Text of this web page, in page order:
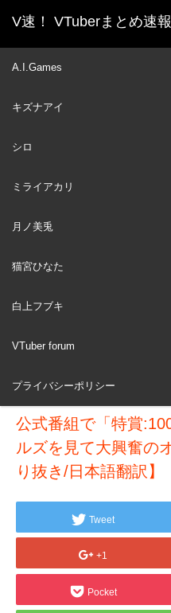
V速！ VTuberまとめ速報
A.I.Games
キズナアイ
シロ
ミライアカリ
月ノ美兎
猫宮ひなた
白上フブキ
VTuber forum
プライバシーポリシー
ホーム
新着動画一覧
り抜き/日本語翻訳】
AUG
公式番組で「特賞
ルズを見て大興奮の
り抜き/日本語翻訳】
Tweet
+1
Pocket